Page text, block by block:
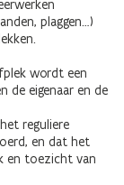
plaggen…)
wordt een
de eigenaar en de
reguliere
en dat het
en toezicht van